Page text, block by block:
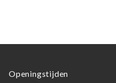
Openingstijden